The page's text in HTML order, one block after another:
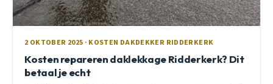
2 OKTOBER 2025 · KOSTEN DAKDEKKER RIDDERKERK
Kosten repareren daklekkage Ridderkerk? Dit
betaal je echt